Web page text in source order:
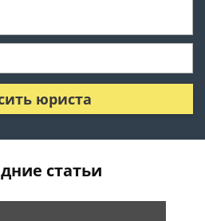
юриста
статьи